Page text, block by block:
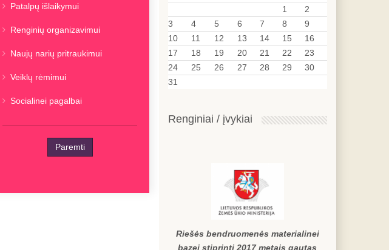
Patalpų išlaikymui
Renginių organizavimui
Naujų narių pritraukimui
Veiklų rėmimui
Socialinei pagalbai
Paremti
1
2
3
4 5 6 7 8
9
10
11 12 13 14 15
16
17
18 19 20 21 22
23
24
25 26 27 28 29
30
31
Renginiai / įvykiai
Riešės bendruomenės materialinei
bazei stiprinti 2017 metais gautas